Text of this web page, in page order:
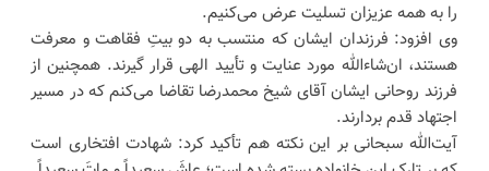
را به همه عزیزان تسلیت عرض می‌کنیم.
وی افزود: فرزندان ایشان که منتسب به دو بیتِ فقاهت و معرفت
هستند، ان‌شاءالله مورد عنایت و تأیید الهی قرار گیرند. همچنین از
فرزند روحانی ایشان آقای شیخ محمدرضا تقاضا می‌کنم که در مسیر
اجتهاد قدم بردارند.
آیت‌الله سبحانی بر این نکته هم تأکید کرد: شهادت افتخاری است